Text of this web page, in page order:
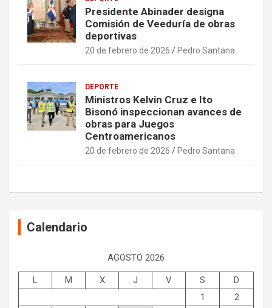
Presidente Abinader designa
Comisión de Veeduría de obras
deportivas
20 de febrero de 2026 Pedro Santana
DEPORTE
Ministros Kelvin Cruz e Ito
Bisonó inspeccionan avances de
obras para Juegos
Centroamericanos
20 de febrero de 2026 Pedro Santana
Calendario
AGOSTO 2026
L M X J V S
D
1
2